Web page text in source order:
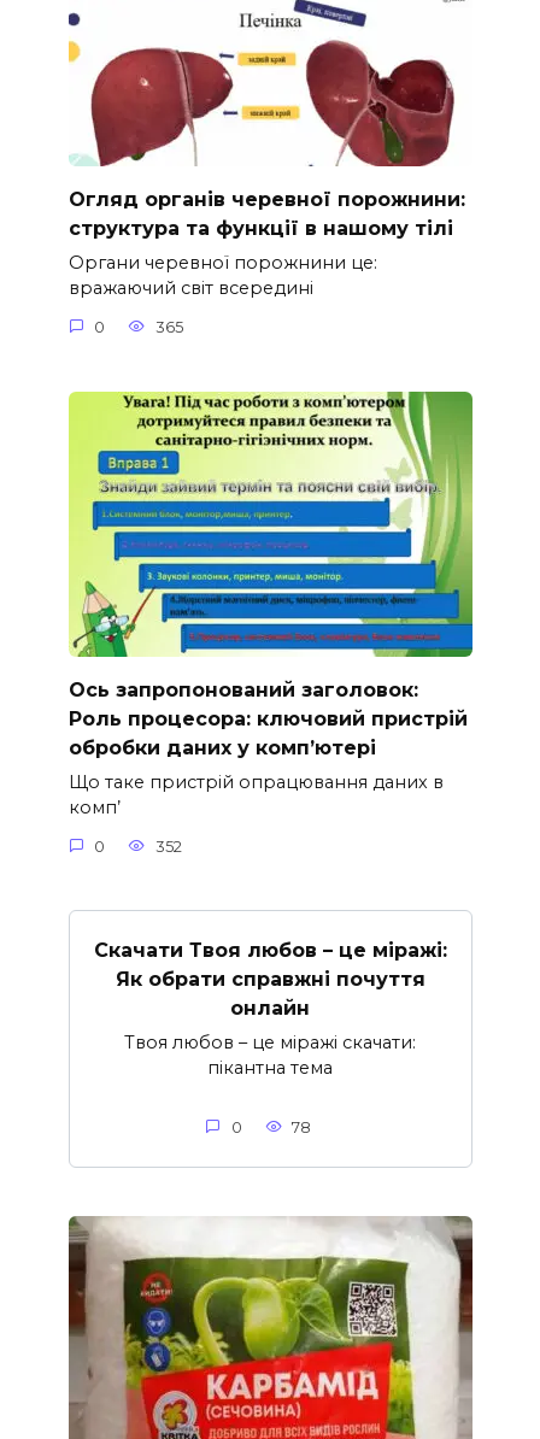
Огляд органів черевної порожнини:
структура та функції в нашому тілі
Органи черевної порожнини це:
вражаючий світ всередині
0 365
Ось запропонований заголовок:
Роль процесора: ключовий пристрій
обробки даних у комп’ютері
Що таке пристрій опрацювання даних в
комп’
0 352
Скачати Твоя любов – це міражі:
Як обрати справжні почуття
онлайн
Твоя любов – це міражі скачати:
пікантна тема
0 78